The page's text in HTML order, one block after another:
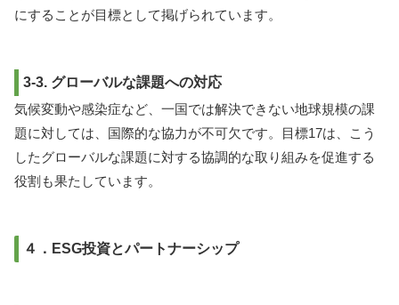
にすることが目標として掲げられています。
3-3. グローバルな課題への対応
気候変動や感染症など、一国では解決できない地球規模の課
題に対しては、国際的な協力が不可欠です。目標17は、こう
したグローバルな課題に対する協調的な取り組みを促進する
役割も果たしています。
４．ESG投資とパートナーシップ